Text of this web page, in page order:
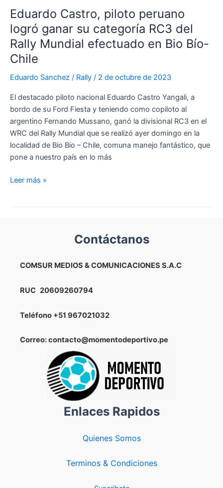
del
Inca
2023
Eduardo Castro, piloto peruano
logró ganar su categoría RC3 del
Rally Mundial efectuado en Bio Bío-
Chile
Eduardo Sanchez / Rally / 2 de octubre de 2023
El destacado piloto nacional Eduardo Castro Yangali, a
bordo de su Ford Fiesta y teniendo como copiloto al
argentino Fernando Mussano, ganó la divisional RC3 en el
WRC del Rally Mundial que se realizó ayer domingo en la
localidad de Bio Bio – Chile, comuna manejo fantástico, que
pone a nuestro país en lo más
Eduardo
categoría
Mundial
Leer más »
Contáctanos
COMSUR MEDIOS & COMUNICACIONES S.A.C
RUC 20609260794
Teléfono +51 967021032
Correo: contacto@momentodeportivo.pe
Enlaces Rapidos
Quienes Somos
Terminos & Condiciones